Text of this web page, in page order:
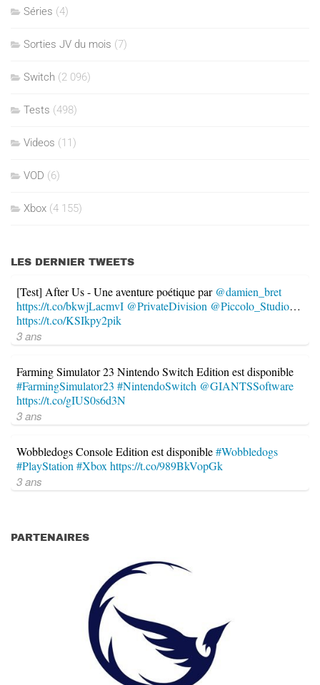
Séries (4)
Sorties JV du mois (7)
Switch (2 096)
Tests (498)
Videos (11)
VOD (6)
Xbox (4 155)
LES DERNIER TWEETS
[Test] After Us - Une aventure poétique par @damien_bret
https://t.co/bkwjLacmvI @PrivateDivision @Piccolo_Studio…
https://t.co/KSIkpy2pik
3 ans
Farming Simulator 23 Nintendo Switch Edition est disponible
#FarmingSimulator23 #NintendoSwitch @GIANTSSoftware
https://t.co/gIUS0s6d3N
3 ans
Wobbledogs Console Edition est disponible#Wobbledogs
#PlayStation#Xboxhttps://t.co/989BkVopGk
3 ans
PARTENAIRES